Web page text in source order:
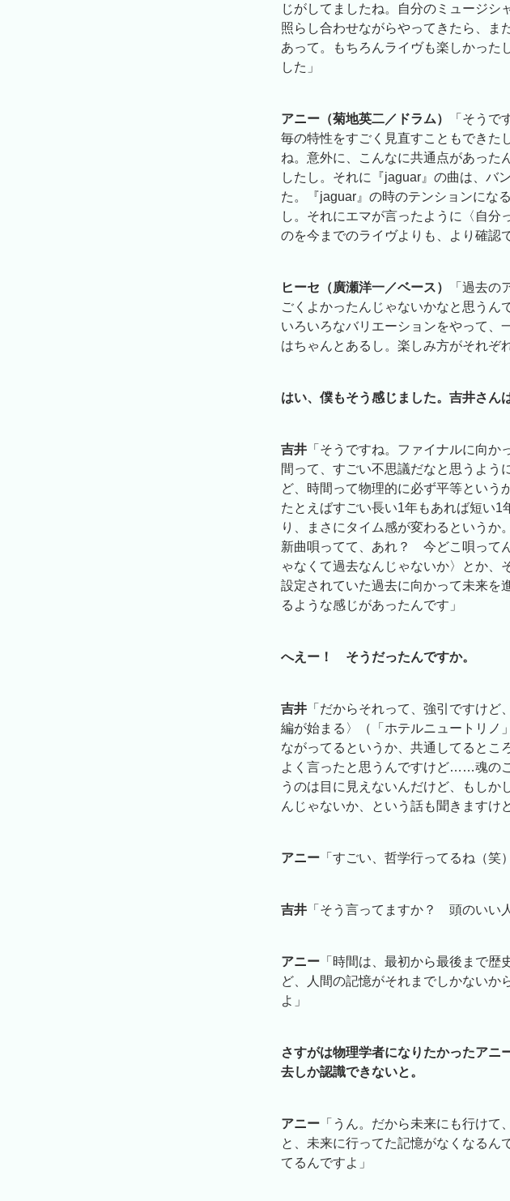
じがしてましたね。自分のミュージシ
照らし合わせながらやってきたら、ま
あって。もちろんライヴも楽しかった
した」
アニー（菊地英二／ドラム）
「そうで
毎の特性をすごく見直すこともできた
ね。意外に、こんなに共通点があった
したし。それに『jaguar』の曲は、バ
た。『jaguar』の時のテンションにな
し。それにエマが言ったように〈自分
のを今までのライヴよりも、より確認
ヒーセ（廣瀬洋一／ベース）
「過去
ごくよかったんじゃないかなと思うん
いろいろなバリエーションをやって、
はちゃんとあるし。楽しみ方がそれぞ
はい、僕もそう感じました。吉井さん
吉井 「そうですね。ファイナルに向
間って、すごい不思議だなと思うよう
ど、時間って物理的に必ず平等という
たとえばすごい長い1年もあれば短い1
り、まさにタイム感が変わるというか
新曲唄ってて、あれ？ 今どこ唄って
ゃなくて過去なんじゃないか〉とか、
設定されていた過去に向かって未来を
るような感じがあったんです」
へえー！ そうだったんですか。
吉井 「だからそれって、強引ですけ
編が始まる〉（「ホテルニュートリノ
ながってるというか、共通してるとこ
よく言ったと思うんですけど……魂の
うのは目に見えないんだけど、もしか
んじゃないか、という話も聞きますけ
アニー 「すごい、哲学行ってるね（笑
吉井 「そう言ってますか？ 頭のいい
アニー 「時間は、最初から最後まで
ど、人間の記憶がそれまでしかないか
よ」
さすがは物理学者になりたかったア
去しか認識できないと。
アニー 「うん。だから未来にも行け
と、未来に行ってた記憶がなくなるん
てるんですよ」